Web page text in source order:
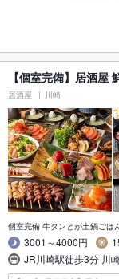
【個室完備】居酒屋
居酒屋 川崎
個室完備 牛タンとが土鍋ごは
3001～4000円
JR川崎駅徒歩3分 川